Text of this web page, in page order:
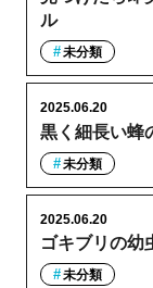
ル
未分類
黒く細長い蜂
2025.06.20
未分類
ゴキブリの幼
2025.06.20
未分類